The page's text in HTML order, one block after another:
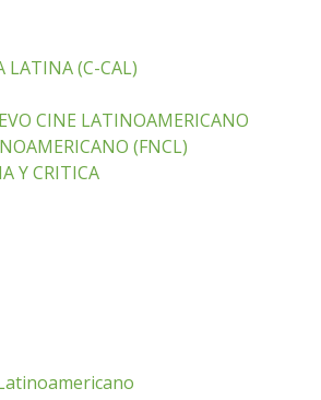
LATINA (C-CAL)
CINE LATINOAMERICANO
(FNCL)
Y CRITICA